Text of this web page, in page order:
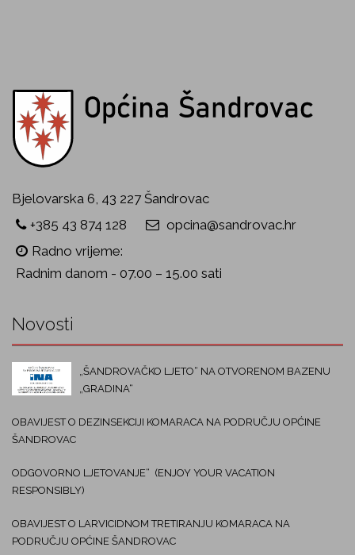
Bjelovarska 6, 43 227 Šandrovac
+385 43 874 128
opcina@sandrovac.hr
Radno vrijeme:
Radnim danom - 07.00 – 15.00 sati
Novosti
„ŠANDROVAČKO LJETO“ NA OTVORENOM BAZENU
„GRADINA“
OBAVIJEST O DEZINSEKCIJI KOMARACA NA PODRUČJU OPĆINE
ŠANDROVAC
ODGOVORNO LJETOVANJE“ (ENJOY YOUR VACATION
RESPONSIBLY)
OBAVIJEST O LARVICIDNOM TRETIRANJU KOMARACA NA
PODRUČJU OPĆINE ŠANDROVAC